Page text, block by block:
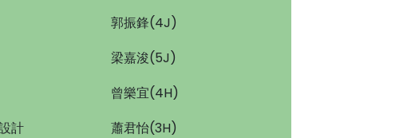
郭振鋒(4J)
梁嘉浚(5J)
曾樂宜(4H)
計
蕭君怡(3H)